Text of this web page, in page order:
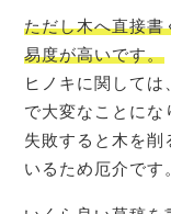
ただし木へ直接書
易度が高いです。
ヒノキに関して
で大変なことにな
失敗すると木を削
いるため厄介です